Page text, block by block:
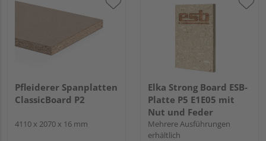
Pfleiderer Spanplatten
ClassicBoard P2
4110 x 2070 x 16 mm
Elka Strong Board ESB-
Platte P5 E1E05 mit
Nut und Feder
Mehrere Ausführungen
erhältlich